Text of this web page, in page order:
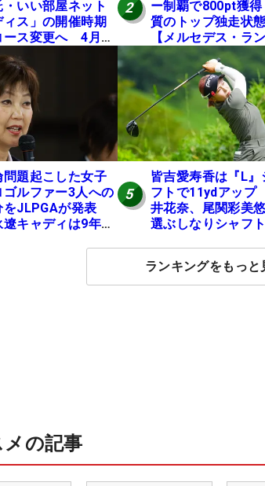
・いい部屋ネット
ィス」の開催時期
ース変更へ 4月に
で開催
2
ー制覇で800pt獲
質のトップ独走状
【メルセデス・ラ
ング番外編】
問題起こした女子
ゴルファー3人への
をJLPGAが発表
遼キャディは9年間
5
皆吉愛寿香は『L』
フトで11ydアッ
井花奈、尾関彩美
選ぶしなりシャフ
ランキングをもっと
の記事